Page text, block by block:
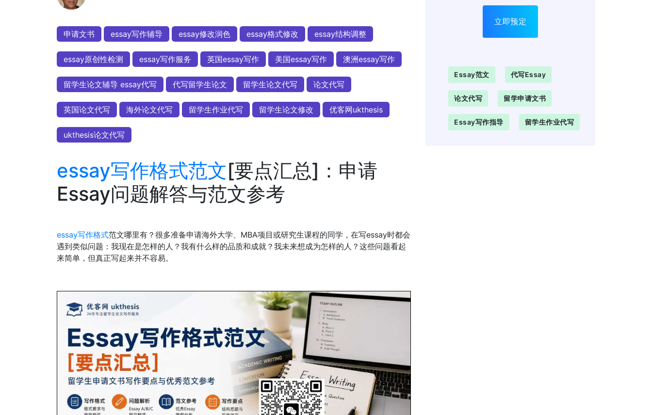
申请文书 essay写作辅导 essay修改润色 essay格式修改 essay结构调整
essay原创性检测 essay写作服务 英国essay写作 美国essay写作 澳洲essay写作
留学生论文辅导 essay代写 代写留学生论文 留学生论文代写 论文代写
英国论文代写 海外论文代写 留学生作业代写 留学生论文修改 优客网ukthesis
ukthesis论文代写
essay写作格式范文[要点汇总]：申请
Essay问题解答与范文参考
essay写作格式范文哪里有？很多准备申请海外大学、MBA项目或研究生课程的同学，在写essay时都会
遇到类似问题：我现在是怎样的人？我有什么样的品质和成就？我未来想成为怎样的人？这些问题看起
来简单，但真正写起来并不容易。
立即预定
Essay范文 代写essay
论文代写 留学申请文书
Essay写作指导 留学生作业代写